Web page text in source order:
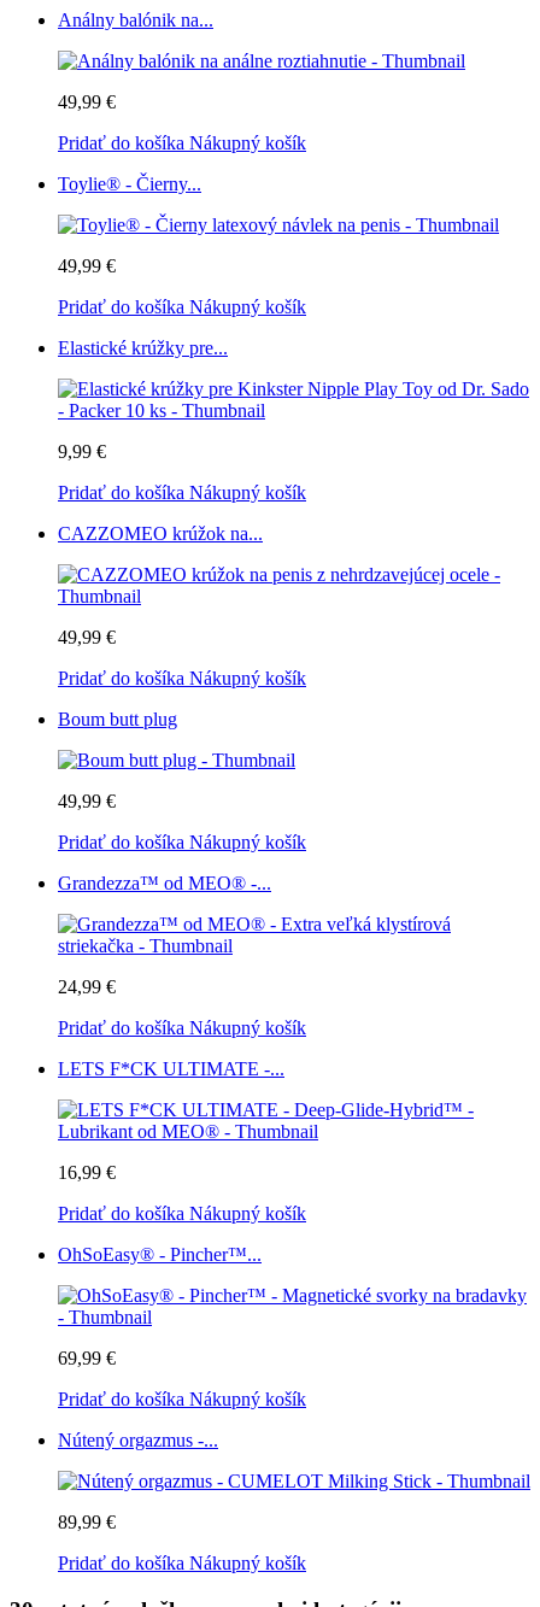
Análny balónik na...
49,99 €
Pridať do košíka Nákupný košík
Toylie® - Čierny...
49,99 €
Pridať do košíka Nákupný košík
Elastické krúžky pre...
9,99 €
Pridať do košíka Nákupný košík
CAZZOMEO krúžok na...
49,99 €
Pridať do košíka Nákupný košík
Boum butt plug
49,99 €
Pridať do košíka Nákupný košík
Grandezza™ od MEO® -...
24,99 €
Pridať do košíka Nákupný košík
LETS F*CK ULTIMATE -...
16,99 €
Pridať do košíka Nákupný košík
OhSoEasy® - Pincher™...
69,99 €
Pridať do košíka Nákupný košík
Nútený orgazmus -...
89,99 €
Pridať do košíka Nákupný košík